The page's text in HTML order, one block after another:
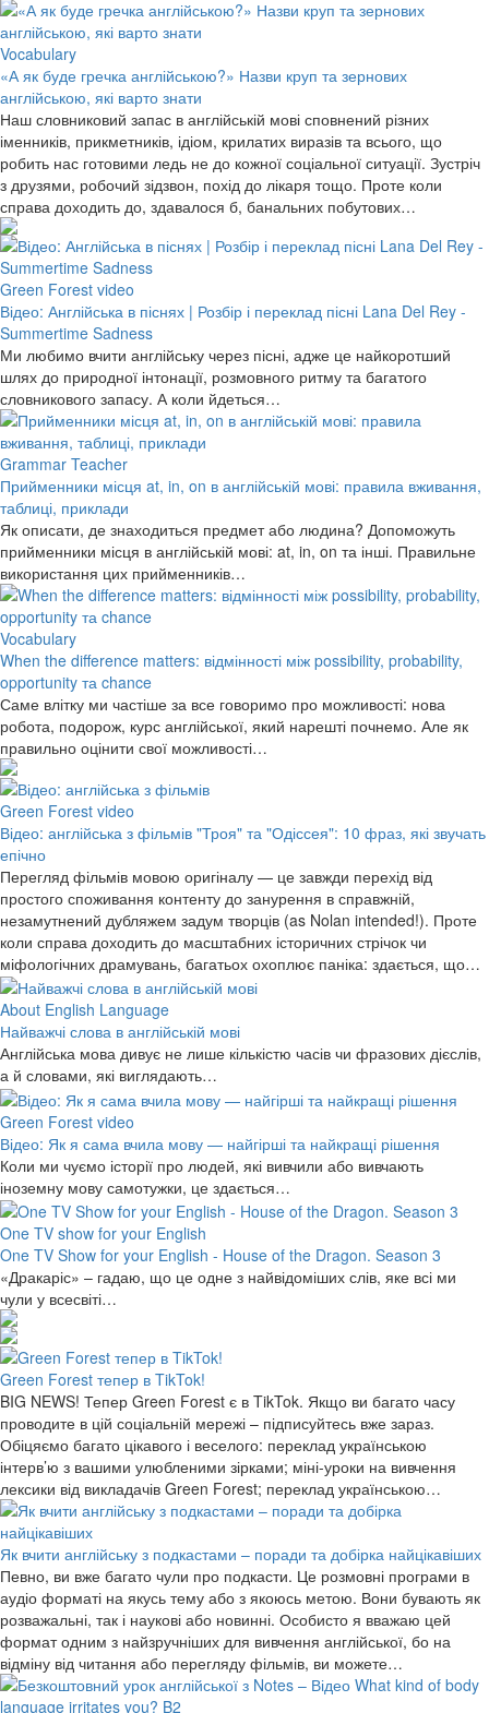
Vocabulary
«А як буде гречка англійською?» Назви круп та зернових
англійською, які варто знати
Наш словниковий запас в англійській мові сповнений різних
іменників, прикметників, ідіом, крилатих виразів та всього, що
робить нас готовими ледь не до кожної соціальної ситуації. Зустріч
з друзями, робочий зідзвон, похід до лікаря тощо. Проте коли
справа доходить до, здавалося б, банальних побутових…
Green Forest video
Відео: Англійська в піснях | Розбір і переклад пісні Lana Del Rey -
Summertime Sadness
Ми любимо вчити англійську через пісні, адже це найкоротший
шлях до природної інтонації, розмовного ритму та багатого
словникового запасу. А коли йдеться…
Grammar Teacher
Прийменники місця at, in, on в англійській мові: правила вживання,
таблиці, приклади
Як описати, де знаходиться предмет або людина? Допоможуть
прийменники місця в англійській мові: at, in, on та інші. Правильне
використання цих прийменників…
Vocabulary
When the difference matters: відмінності між possibility, probability,
opportunity та chance
Саме влітку ми частіше за все говоримо про можливості: нова
робота, подорож, курс англійської, який нарешті почнемо. Але як
правильно оцінити свої можливості…
Green Forest video
Відео: англійська з фільмів "Троя" та "Одіссея": 10 фраз, які звучать
епічно
Перегляд фільмів мовою оригіналу — це завжди перехід від
простого споживання контенту до занурення в справжній,
незамутнений дубляжем задум творців (as Nolan intended!). Проте
коли справа доходить до масштабних історичних стрічок чи
міфологічних драмувань, багатьох охоплює паніка: здається, що…
About English Language
Найважчі слова в англійській мові
Англійська мова дивує не лише кількістю часів чи фразових дієслів,
а й словами, які виглядають…
Green Forest video
Відео: Як я сама вчила мову — найгірші та найкращі рішення
Коли ми чуємо історії про людей, які вивчили або вивчають
іноземну мову самотужки, це здається…
One TV show for your English
One TV Show for your English - House of the Dragon. Season 3
«Дракаріс» – гадаю, що це одне з найвідоміших слів, яке всі ми
чули у всесвіті…
Green Forest тепер в TikTok!
BIG NEWS! Тепер Green Forest є в TikTok. Якщо ви багато часу
проводите в цій соціальній мережі – підписуйтесь вже зараз.
Обіцяємо багато цікавого і веселого: переклад українською
інтерв’ю з вашими улюбленими зірками; міні-уроки на вивчення
лексики від викладачів Green Forest; переклад українською…
Як вчити англійську з подкастами – поради та добірка найцікавіших
Певно, ви вже багато чули про подкасти. Це розмовні програми в
аудіо форматі на якусь тему або з якоюсь метою. Вони бувають як
розважальні, так і наукові або новинні. Особисто я вважаю цей
формат одним з найзручніших для вивчення англійської, бо на
відміну від читання або перегляду фільмів, ви можете…